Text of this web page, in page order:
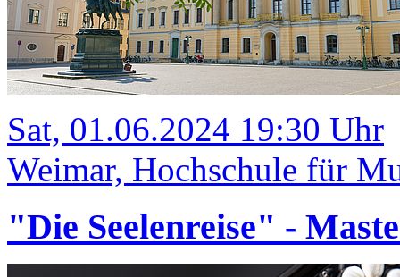
Sat, 01.06.2024 19:30 Uhr
Weimar, Hochschule für
"Die Seelenreise" -